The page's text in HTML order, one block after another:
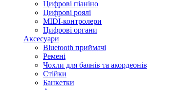
Цифрові піаніно
Цифрові роялі
MIDI-контролери
Цифрові органи
Аксесуари
Bluetooth приймачі
Ремені
Чохли для баянів та акордеонів
Стійки
Банкетки